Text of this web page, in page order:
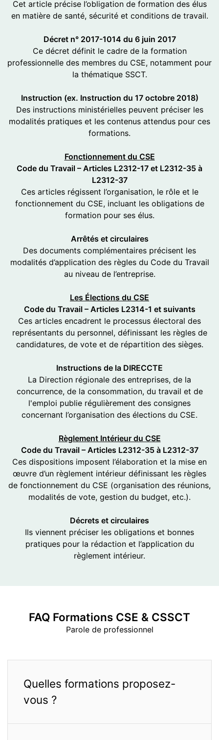
Cet article précise l’obligation de formation des élus
en matière de santé, sécurité et conditions de travail.
Décret n° 2017-1014 du 6 juin 2017
Ce décret définit le cadre de la formation
professionnelle des membres du CSE, notamment pour
la thématique SSCT.
Instruction (ex. Instruction du 17 octobre 2018)
Des instructions ministérielles peuvent préciser les
modalités pratiques et les contenus attendus pour ces
formations.
Fonctionnement du CSE
Code du Travail – Articles L2312-17 et L2312-35 à
L2312-37
Ces articles régissent l’organisation, le rôle et le
fonctionnement du CSE, incluant les obligations de
formation pour ses élus.
Arrêtés et circulaires
Des documents complémentaires précisent les
modalités d’application des règles du Code du Travail
au niveau de l’entreprise.
Les Élections du CSE
Code du Travail – Articles L2314-1 et suivants
Ces articles encadrent le processus électoral des
représentants du personnel, définissant les règles de
candidatures, de vote et de répartition des sièges.
Instructions de la DIRECCTE
La Direction régionale des entreprises, de la
concurrence, de la consommation, du travail et de
l'emploi publie régulièrement des consignes
concernant l’organisation des élections du CSE.
Règlement Intérieur du CSE
Code du Travail – Articles L2312-35 à L2312-37
Ces dispositions imposent l’élaboration et la mise en
œuvre d’un règlement intérieur définissant les règles
de fonctionnement du CSE (organisation des réunions,
modalités de vote, gestion du budget, etc.).
Décrets et circulaires
Ils viennent préciser les obligations et bonnes
pratiques pour la rédaction et l’application du
règlement intérieur.
FAQ Formations CSE & CSSCT
Parole de professionnel
Quelles formations proposez-
vous ?